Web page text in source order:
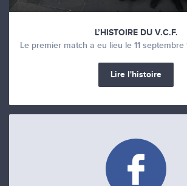
L’HISTOIRE DU V.C.F.
Le premier match a eu lieu le 11 septembre
Lire l'histoire